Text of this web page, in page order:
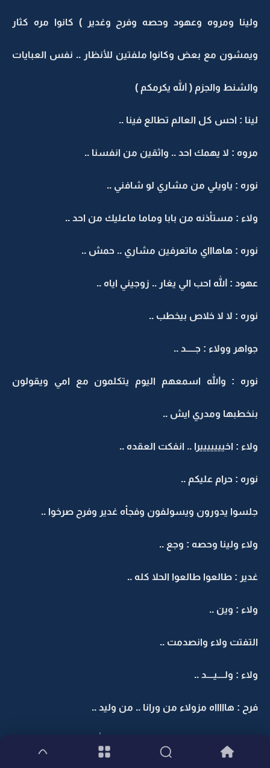
ولينا ومروه وعهود وحصه وفرح وغدير ) كانوا مره كثار
ويمشون مع بعض وكانوا ملفتين للأنظار .. نفس العبايات
والشنط والجزم ( الله يكرمكم )
لينا : احس كل العالم تطالع فينا ..
مروه : لا يهمك احد .. واثقين من انفسنا ..
نوره : ياويلي من مشاري لو شافني ..
ولاء : مستأذنه من بابا وماما ماعليك من احد ..
نوره : هاهاااي ماتعرفين مشاري .. حمش ..
عهود : الله احب الي يغار .. زوجيني اياه ..
نوره : لا لا خلاص بيخطب ..
جواهر وولاء : جـــــد ..
نوره : والله اسمعهم اليوم يتكلمون مع امي ويقولون
بنخطبها ومدري ايش ..
ولاء : اخيييييييرا .. انفكت العقده ..
نوره : حرام عليكم ..
جلسوا يدورون ويسولفون وفجأه غدير وفرح صرخوا ..
ولاء ولينا وحصه : وجع ..
غدير : طالعوا طالعوا الحلا كله ..
ولاء : وين ..
التفتت ولاء وانصدمت ..
ولاء : ولــــيــــد ..
فرح : هاااااه مزولاء من ورانا .. من وليد ..